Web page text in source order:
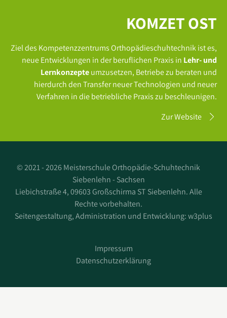
KOMZET OST
Ziel des Kompetenzzentrums Orthopädieschuhtechnik ist es,
neue Entwicklungen in der beruflichen Praxis in Lehr- und
Lernkonzepteumzusetzen, Betriebe zu beraten und
hierdurch den Transfer neuer Technologien und neuer
Verfahren in die betriebliche Praxis zu beschleunigen.
Zur Website
©2021 - 2026 Meisterschule Orthopädie-Schuhtechnik
Siebenlehn - Sachsen
Liebichstraße 4, 09603 Großschirma ST Siebenlehn. Alle
Rechte vorbehalten.
Seitengestaltung, Administration und Entwicklung:w3plus
Impressum
Datenschutzerklärung